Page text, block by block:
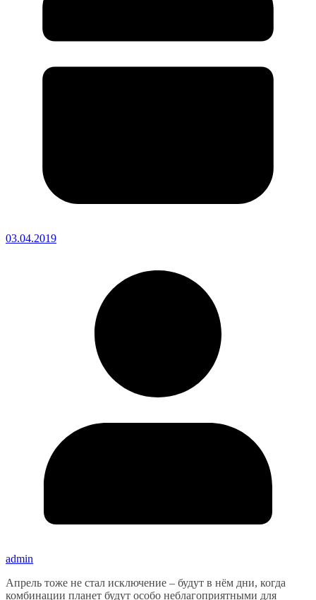
03.04.2019
admin
Апрель тоже не стал исключение – будут в нём дни, когда
комбинации планет будут особо неблагоприятными для